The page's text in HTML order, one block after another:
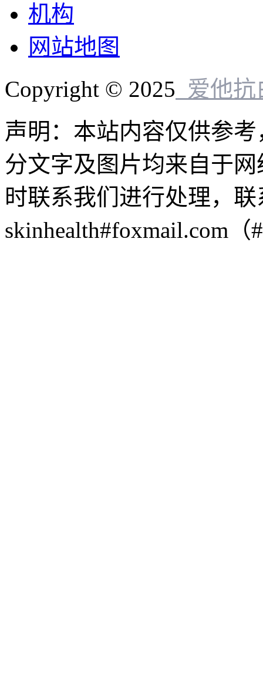
机构
网站地图
Copyright © 2025 爱他抗
声明：本站内容仅供参
分文字及图片均来自于
时联系我们进行处理，
skinhealth#foxmail.com（